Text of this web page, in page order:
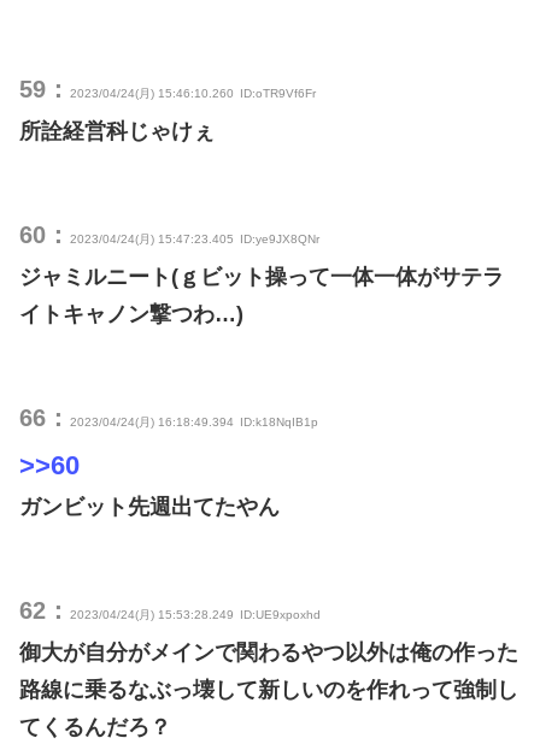
59： 2023/04/24(月) 15:46:10.260 ID:oTR9Vf6Fr
所詮経営科じゃけぇ
60： 2023/04/24(月) 15:47:23.405 ID:ye9JX8QNr
ジャミルニート(ｇビット操って一体一体がサテラ
イトキャノン撃つわ…)
66： 2023/04/24(月) 16:18:49.394 ID:k18NqIB1p
>>60
ガンビット先週出てたやん
62： 2023/04/24(月) 15:53:28.249 ID:UE9xpoxhd
御大が自分がメインで関わるやつ以外は俺の作った
路線に乗るなぶっ壊して新しいのを作れって強制し
てくるんだろ？